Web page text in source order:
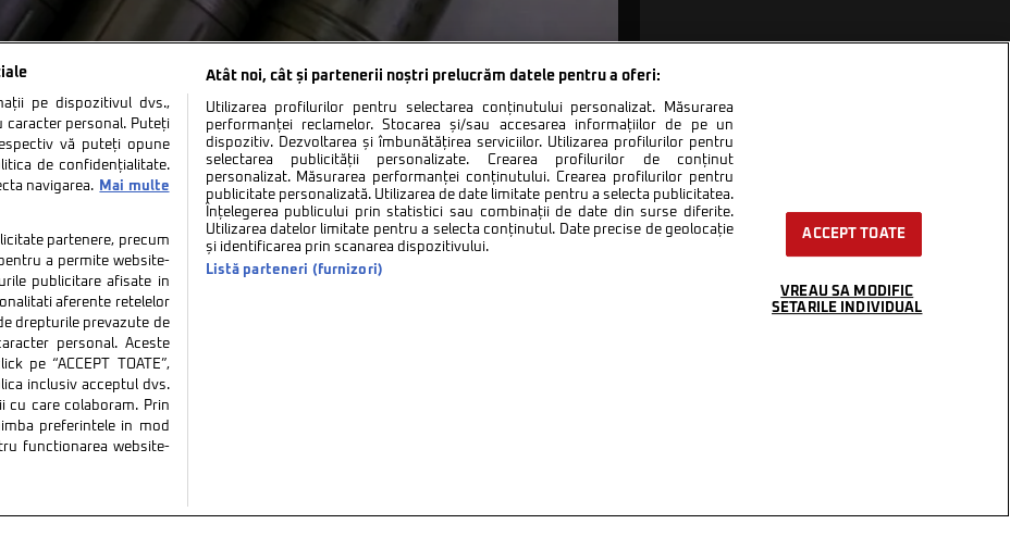
Politica de cookies
pe dispozitivul dvs.,
caracter personal. Puteți
vă puteți opune
de confidențialitate.
navigarea.
Mai multe
partenere, precum
a permite website-
publicitare afisate in
aferente retelelor
drepturile prevazute de
personal. Aceste
pe “ACCEPT TOATE”,
inclusiv acceptul dvs.
cu care colaboram. Prin
preferintele in mod
functionarea website-
Atât noi, cât și partenerii noștri prelucrăm datele pentru a oferi:
Utilizarea profilurilor pentru selectarea conținutului personalizat. Măsurarea
performanței reclamelor. Stocarea și/sau accesarea informațiilor de pe un
dispozitiv. Dezvoltarea și îmbunătățirea serviciilor. Utilizarea profilurilor pentru
selectarea publicității personalizate. Crearea profilurilor de conținut
personalizat. Măsurarea performanței conținutului. Crearea profilurilor pentru
publicitate personalizată. Utilizarea de date limitate pentru a selecta publicitatea.
Înțelegerea publicului prin statistici sau combinații de date din surse diferite.
Utilizarea datelor limitate pentru a selecta conținutul. Date precise de geolocație
și identificarea prin scanarea dispozitivului.
Listă parteneri (furnizori)
ACCEPT TOATE
VREAU SA MODIFIC
SETARILE INDIVIDUAL